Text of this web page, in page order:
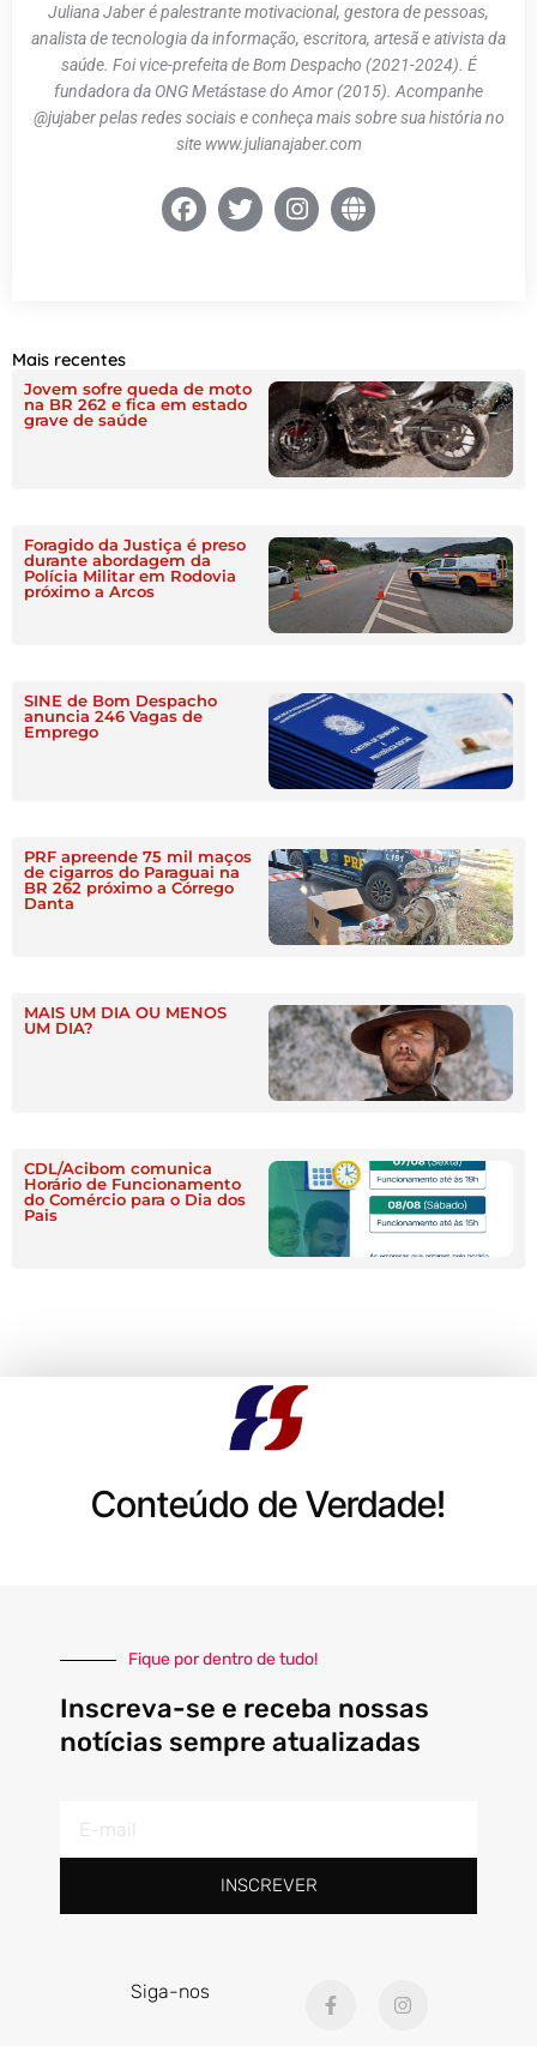
Juliana Jaber é palestrante motivacional, gestora de pessoas,
analista de tecnologia da informação, escritora, artesã e ativista da
saúde. Foi vice-prefeita de Bom Despacho (2021-2024). É
fundadora da ONG Metástase do Amor (2015). Acompanhe
@jujaber pelas redes sociais e conheça mais sobre sua história no
site www.julianajaber.com
Mais recentes
Jovem sofre queda de moto
na BR 262 e fica em estado
grave de saúde
Foragido da Justiça é preso
durante abordagem da
Polícia Militar em Rodovia
próximo a Arcos
SINE de Bom Despacho
anuncia 246 Vagas de
Emprego
PRF apreende 75 mil maços
de cigarros do Paraguai na
BR 262 próximo a Córrego
Danta
MAIS UM DIA OU MENOS
UM DIA?
CDL/Acibom comunica
Horário de Funcionamento
do Comércio para o Dia dos
Pais
Conteúdo de Verdade!
Fique por dentro de tudo!
Inscreva-se e receba nossas
notícias sempre atualizadas
mail
INSCREVER
Siga-nos
a
n